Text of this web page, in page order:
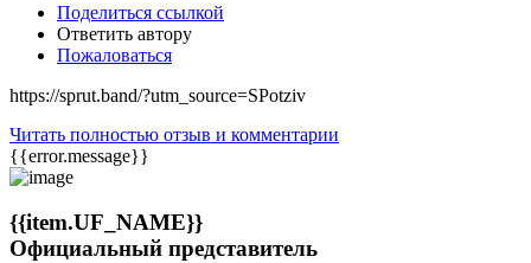
Поделиться ссылкой
Ответить автору
Пожаловаться
https://sprut.band/?utm_source=SPotziv
Читать полностью отзыв и комментарии
{{error.message}}
{{item.UF_NAME}}
Официальный представитель